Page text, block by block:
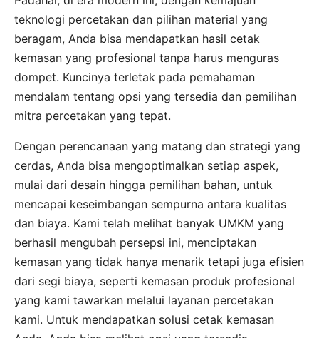
teknologi percetakan dan pilihan material yang
beragam, Anda bisa mendapatkan hasil cetak
kemasan yang profesional tanpa harus menguras
dompet. Kuncinya terletak pada pemahaman
mendalam tentang opsi yang tersedia dan pemilihan
mitra percetakan yang tepat.
Dengan perencanaan yang matang dan strategi yang
cerdas, Anda bisa mengoptimalkan setiap aspek,
mulai dari desain hingga pemilihan bahan, untuk
mencapai keseimbangan sempurna antara kualitas
dan biaya. Kami telah melihat banyak UMKM yang
berhasil mengubah persepsi ini, menciptakan
kemasan yang tidak hanya menarik tetapi juga efisien
dari segi biaya, seperti kemasan produk profesional
yang kami tawarkan melalui layanan percetakan
kami. Untuk mendapatkan solusi cetak kemasan